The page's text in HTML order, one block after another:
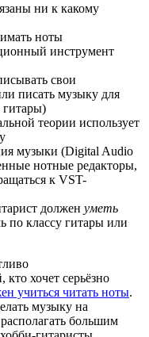
ни к какому
ноты
инструмент
свои
писать музыку для
теории использует
музыки (Digital Audio
нотные редакторы,
к VST-
должен уметь
по классу гитары или
хочет серьёзно
учиться читать ноты.
музыку на
большим